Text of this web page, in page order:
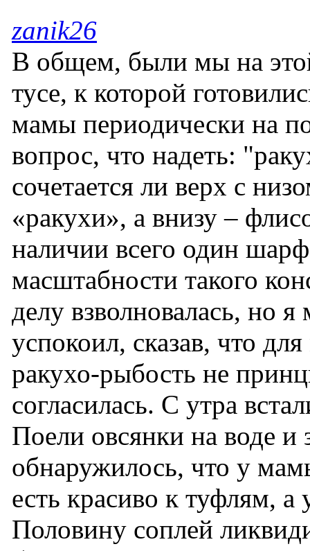
zanik26
В общем, были мы на
тусе, к которой
мамы периодически на
вопрос, что надеть:
сочетается ли верх с
«ракухи», а внизу –
наличии всего один
масштабности такого
делу взволновалась, но
успокоил, сказав, что
ракухо-рыбость не
согласилась. С утра
Поели овсянки на воде и
обнаружилось, что у
есть красиво к туфлям,
Половину соплей